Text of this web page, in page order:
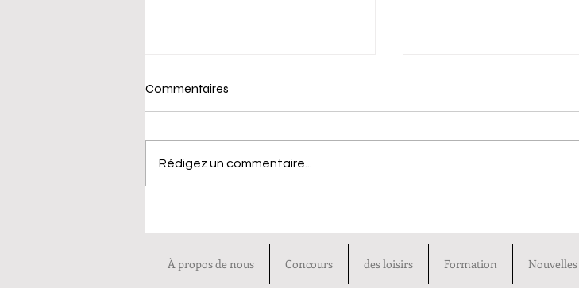
Championnat Belge 2025
Commentaires
Rédigez un commentaire...
À propos de nous Concours des loisirs Formation Nouvelles